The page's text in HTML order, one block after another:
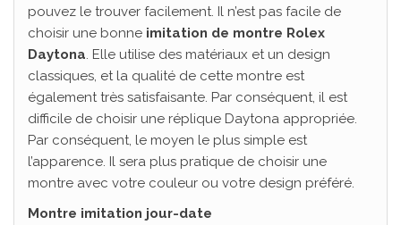
pouvez le trouver facilement. Il n’est pas facile de
choisir une bonne imitation de montre Rolex
Daytona. Elle utilise des matériaux et un design
classiques, et la qualité de cette montre est
également très satisfaisante. Par conséquent, il est
difficile de choisir une réplique Daytona appropriée.
Par conséquent, le moyen le plus simple est
l’apparence. Il sera plus pratique de choisir une
montre avec votre couleur ou votre design préféré.
Montre imitation jour-date